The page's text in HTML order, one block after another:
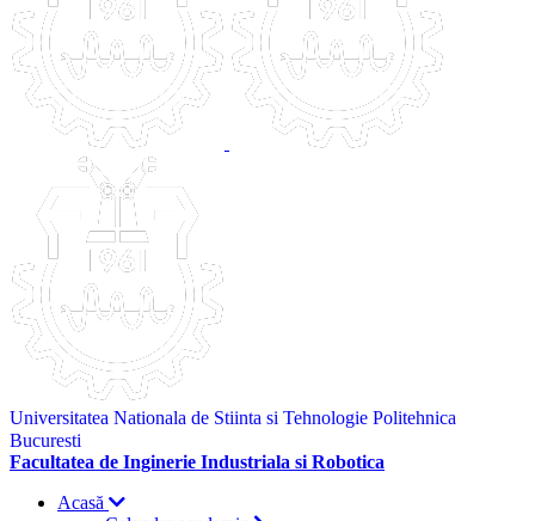
Universitatea Nationala de Stiinta si Tehnologie Politehnica
Bucuresti
Facultatea de Inginerie Industriala si Robotica
Acasă